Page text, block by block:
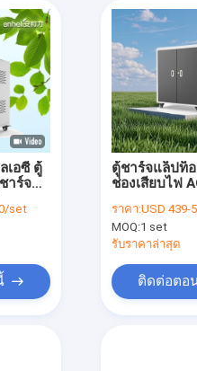
เอซี ตู้
าร์จ
set
ตู้ชาร์จแล็ปท็
ช่องเสียบไฟ
ราคา:USD 439-
MOQ:1 set
รับราคาล่าสุด
ติดต่อตอ